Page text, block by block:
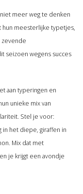
meer weg te denken
hun meesterlijke typetjes,
zevende
seizoen wegens succes
aan typeringen en
unieke mix van
Stel je voor:
het diepe, giraffen in
Mix dat met
je krijgt een avondje